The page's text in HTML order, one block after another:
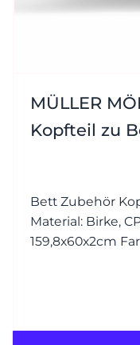
MÜLLER
Kopfteil zu
Bett Zubehör
Material: Birke, CPL-
159,8x60x2cm